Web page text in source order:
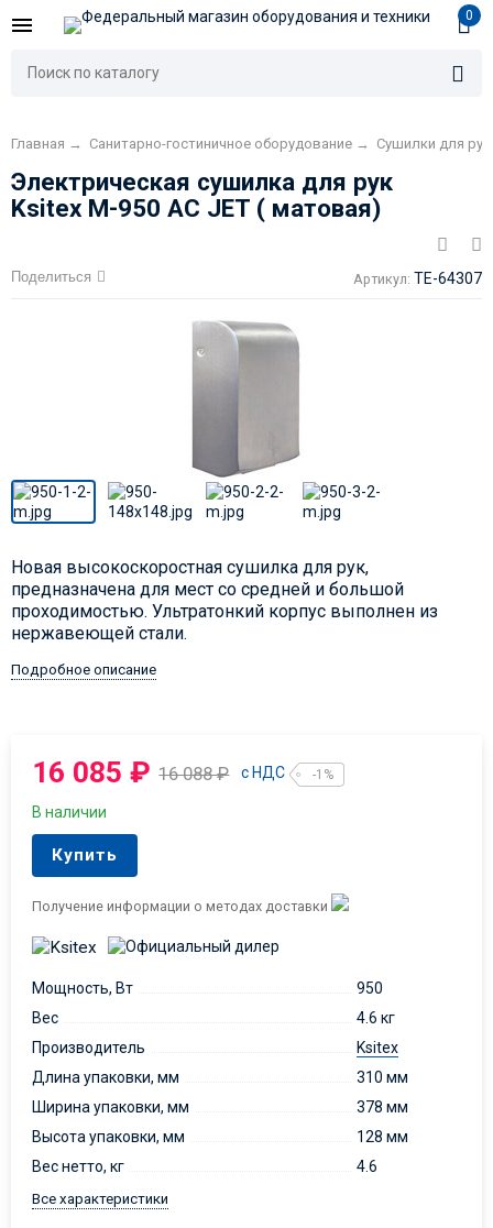
0
Главная → Санитарно-гостиничное оборудование → Сушилки для рук
Электрическая сушилка для рук
Ksitex M-950 AC JET ( матовая)
Поделиться Артикул: TE-64307
Новая высокоскоростная сушилка для рук,
предназначена для мест со средней и большой
проходимостью. Ультратонкий корпус выполнен из
нержавеющей стали.
Подробное описание
16 085₽ 16 088₽ с НДС -1%
В наличии
Купить
Получение информации о методах доставки
Мощность, Вт
950
Вес
4.6 кг
Производитель
Ksitex
Длина упаковки, мм
310 мм
Ширина упаковки, мм
378 мм
Высота упаковки, мм
128 мм
Вес нетто, кг
4.6
Все характеристики